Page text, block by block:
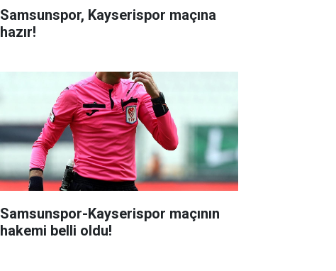
Samsunspor, Kayserispor maçına
hazır!
Samsunspor-Kayserispor maçının
hakemi belli oldu!